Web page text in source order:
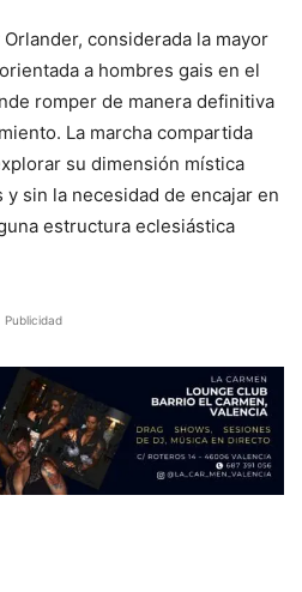
considerada la mayor
a hombres gais en el
romper de manera definitiva
La marcha compartida
su dimensión mística
sin la necesidad de encajar en
estructura eclesiástica
Publicidad